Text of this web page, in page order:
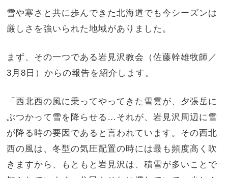
雪や寒さと共に歩んできた北海道でも今シーズンは
厳しさを強いられた地域がありました。
まず、その一つである岩見沢教会（佐藤幹雄牧師／
3月8日）からの報告を紹介します。
「西北西の風に乗ってやってきた雪雲が、夕張岳に
ぶつかって雪を降らせる…それが、岩見沢周辺に雪
が降る時の要因であると言われています。その西北
西の風は、冬型の気圧配置の時には最も頻度高く吹
きますから、もともと岩見沢は、積雪が多いことで